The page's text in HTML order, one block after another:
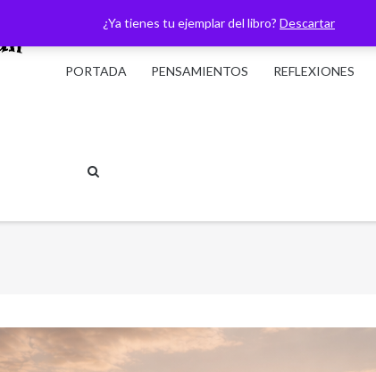
¿Ya tienes tu ejemplar del libro? Descartar
PORTADA
PENSAMIENTOS REFLEXIONES